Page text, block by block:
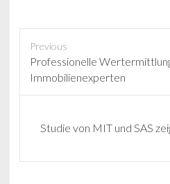
Previous
P
r
e
Professionelle
Immobilienexperten
x
Studie von MIT und SAS